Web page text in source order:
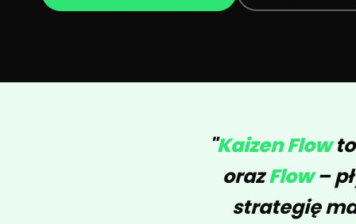
"Kaizen Flowto
orazFlow–
strategię